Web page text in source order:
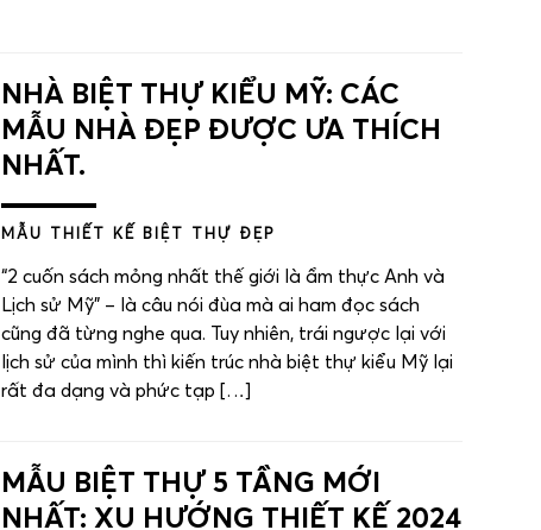
NHÀ BIỆT THỰ KIỂU MỸ: CÁC
MẪU NHÀ ĐẸP ĐƯỢC ƯA THÍCH
NHẤT.
MẪU THIẾT KẾ BIỆT THỰ ĐẸP
“2 cuốn sách mỏng nhất thế giới là ẩm thực Anh và
Lịch sử Mỹ” – là câu nói đùa mà ai ham đọc sách
cũng đã từng nghe qua. Tuy nhiên, trái ngược lại với
lịch sử của mình thì kiến trúc nhà biệt thự kiểu Mỹ lại
rất đa dạng và phức tạp […]
MẪU BIỆT THỰ 5 TẦNG MỚI
NHẤT: XU HƯỚNG THIẾT KẾ 2024